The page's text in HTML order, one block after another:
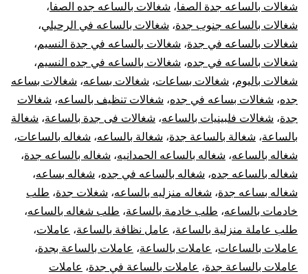
شغالات بالساعه جدة الصفا، شغالات بالساعه جده الصفا،
شغالات بالساعه جنوب جدة، شغالات بالساعه في الرحيلي،
شغالات بالساعه في جدة، شغالات بالساعه في جدة النسيم،
شغالات بالساعه في جده، شغالات بالساعه في جده النسيم،
شغالات باليوم، شغالات بساعات، شغالات بساعه، شغالات بساعه
جده، شغالات بساعه في جده، شغالات تنظيف بالساعه، شغالات
جدة، شغالات فلبينيات بالساعه، شغالات فى جدة بالساعة، شغالة
بالساعة، شغالة بالساعة جدة، شغالة بالساعه، شغاله بالساعات،
شغاله بالساعه، شغاله بالساعه الحمدانيه، شغاله بالساعه جدة،
شغاله بالساعه جده، شغاله بالساعه في جده، شغاله بساعه،
شغاله بساعه جدة، شغاله منزليه بالساعه، شغلات جدة، طلب
خادمات بالساعه، طلب خادمة بالساعة، طلب شغاله بالساعه،
طلب عاملة منزلية بالساعة، عامل نظافة بالساعة، عاملات،
عاملات بالساعات، عاملات بالساعة، عاملات بالساعة بجدة،
عاملات بالساعة جدة، عاملات بالساعة في جدة، عاملات